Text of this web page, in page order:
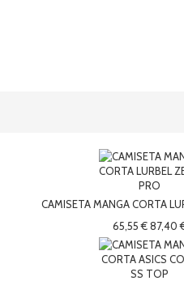
CAMISETA MANGA CORTA
65,55 € 87,40